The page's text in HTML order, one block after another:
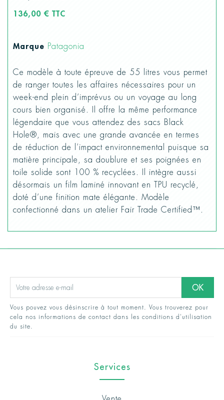
136,00 € TTC
Marque Patagonia
Ce modèle à toute épreuve de 55 litres vous permet
de ranger toutes les affaires nécessaires pour un
week-end plein d’imprévus ou un voyage au long
cours bien organisé. Il offre la même performance
légendaire que vous attendez des sacs Black
Hole®, mais avec une grande avancée en termes
de réduction de l’impact environnemental puisque sa
matière principale, sa doublure et ses poignées en
toile solide sont 100 % recyclées. Il intègre aussi
désormais un film laminé innovant en TPU recyclé,
doté d’une finition mate élégante. Modèle
confectionné dans un atelier Fair Trade Certified™.
Vous pouvez vous désinscrire à tout moment. Vous trouverez pour
cela nos informations de contact dans les conditions d'utilisation
du site.
Services